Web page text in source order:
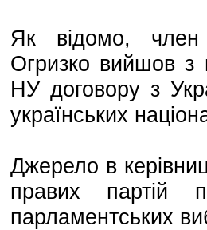
Як відомо, член
Огризко вийшов з
НУ договору з
українських
Джерело в
правих партій
парламентських